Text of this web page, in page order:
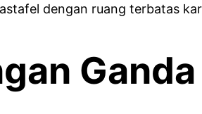
dengan ruang terbatas